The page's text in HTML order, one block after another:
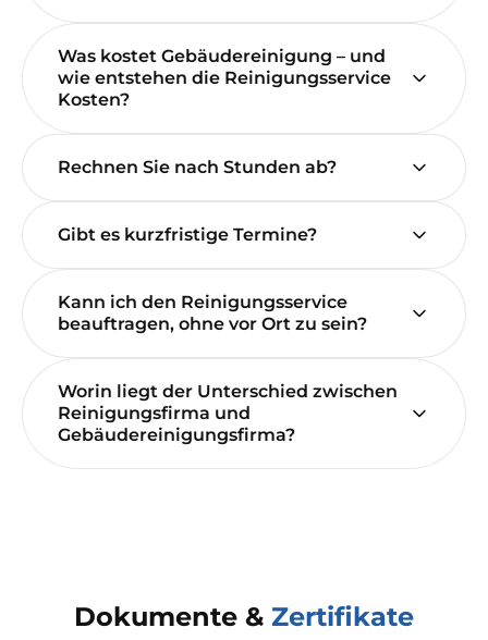
Was kostet Gebäudereinigung – und
wie entstehen die Reinigungsservice
Kosten?
Rechnen Sie nach Stunden ab?
Gibt es kurzfristige Termine?
Kann ich den Reinigungsservice
beauftragen, ohne vor Ort zu sein?
Worin liegt der Unterschied zwischen
Reinigungsfirma und
Gebäudereinigungsfirma?
Dokumente & Zertifikate